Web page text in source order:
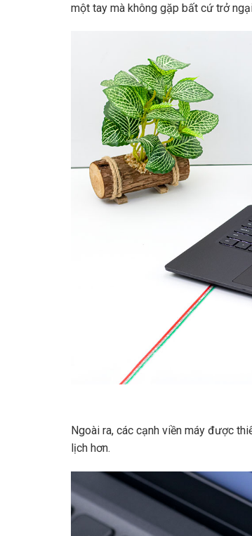
một tay mà không gặp bất cứ trở
Ngoài ra, các cạnh viền máy được
lịch hơn.